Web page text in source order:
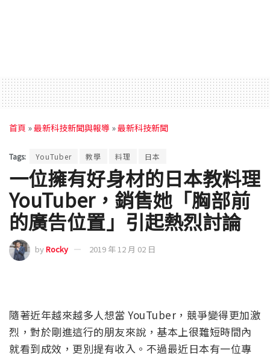
首頁 »最新科技新聞與報導 »最新科技新聞
Tags: YouTuber 教學 料理 日本
一位擁有好身材的日本教料理
YouTuber，銷售她「胸部前
的廣告位置」引起熱烈討論
byRocky 2019 年 12 月 02 日
隨著近年越來越多人想當 YouTuber，競爭變得更加激
烈，對於剛進這行的朋友來說，基本上很難短時間內
就看到成效，更別提有收入。不過最近日本有一位專